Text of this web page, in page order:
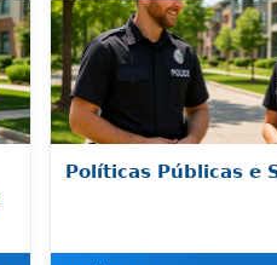
Políticas Públicas e